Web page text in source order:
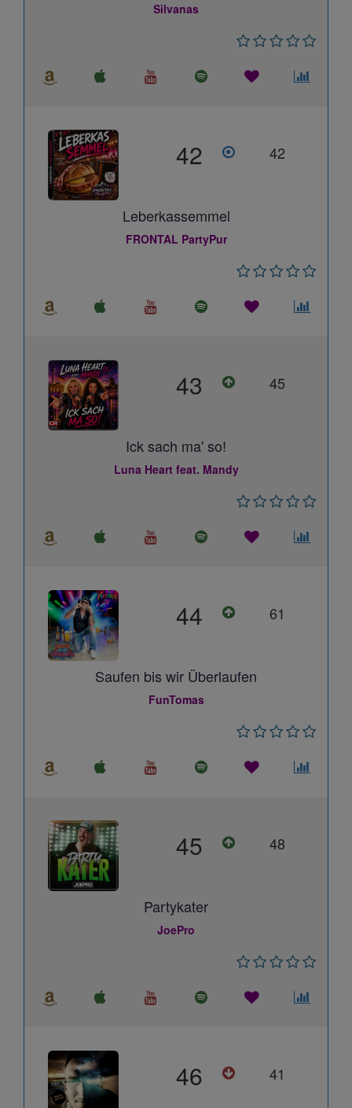
Silvanas
42 42
Leberkassemmel
FRONTAL PartyPur
43 45
Ick sach ma' so!
Luna Heart feat. Mandy
44 61
Saufen bis wir Überlaufen
FunTomas
45 48
Partykater
JoePro
46 41